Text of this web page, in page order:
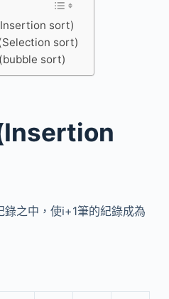
sort)
sort)
sort)
錄之中，使i+1筆的紀錄成為